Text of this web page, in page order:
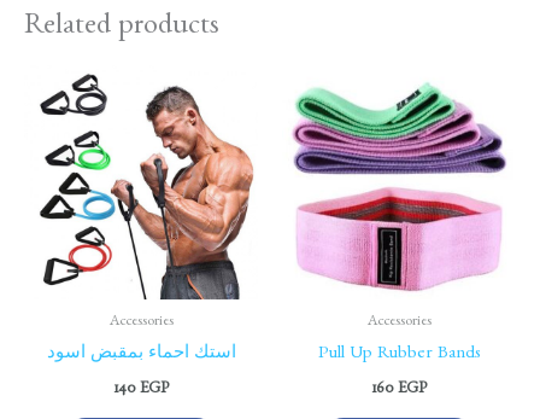
Related products
Accessories
استك احماء بمقبض اسود
140 EGP
Accessories
Pull Up Rubber Bands
160 EGP